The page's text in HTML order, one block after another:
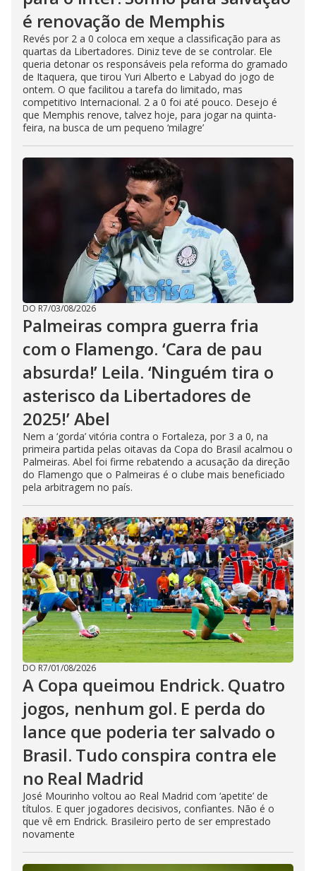
é renovação de Memphis
Revés por 2 a 0 coloca em xeque a classificação para as
quartas da Libertadores. Diniz teve de se controlar. Ele
queria detonar os responsáveis pela reforma do gramado
de Itaquera, que tirou Yuri Alberto e Labyad do jogo de
ontem. O que facilitou a tarefa do limitado, mas
competitivo Internacional. 2 a 0 foi até pouco. Desejo é
que Memphis renove, talvez hoje, para jogar na quinta-
feira, na busca de um pequeno ‘milagre’
DO R7/03/08/2026
Palmeiras compra guerra fria
com o Flamengo. ‘Cara de pau
absurda!’ Leila. ‘Ninguém tira o
asterisco da Libertadores de
2025!’ Abel
Nem a ‘gorda’ vitória contra o Fortaleza, por 3 a 0, na
primeira partida pelas oitavas da Copa do Brasil acalmou o
Palmeiras. Abel foi firme rebatendo a acusação da direção
do Flamengo que o Palmeiras é o clube mais beneficiado
pela arbitragem no país.
DO R7/01/08/2026
A Copa queimou Endrick. Quatro
jogos, nenhum gol. E perda do
lance que poderia ter salvado o
Brasil. Tudo conspira contra ele
no Real Madrid
José Mourinho voltou ao Real Madrid com ‘apetite’ de
títulos. E quer jogadores decisivos, confiantes. Não é o
que vê em Endrick. Brasileiro perto de ser emprestado
novamente